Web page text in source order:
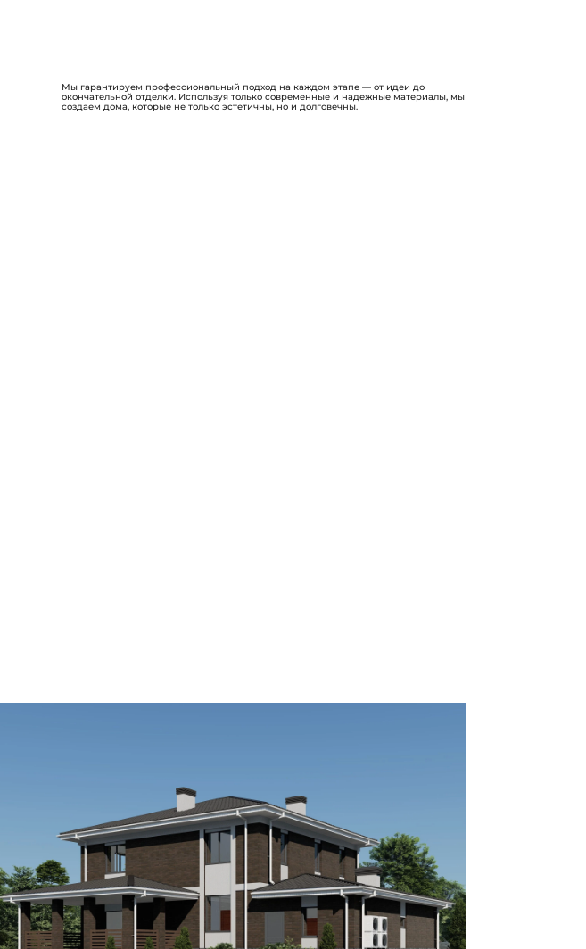
Мы гарантируем профессиональный подход на каждом этапе — от идеи до
окончательной отделки. Используя только современные и надежные материалы, мы
создаем дома, которые не только эстетичны, но и долговечны.